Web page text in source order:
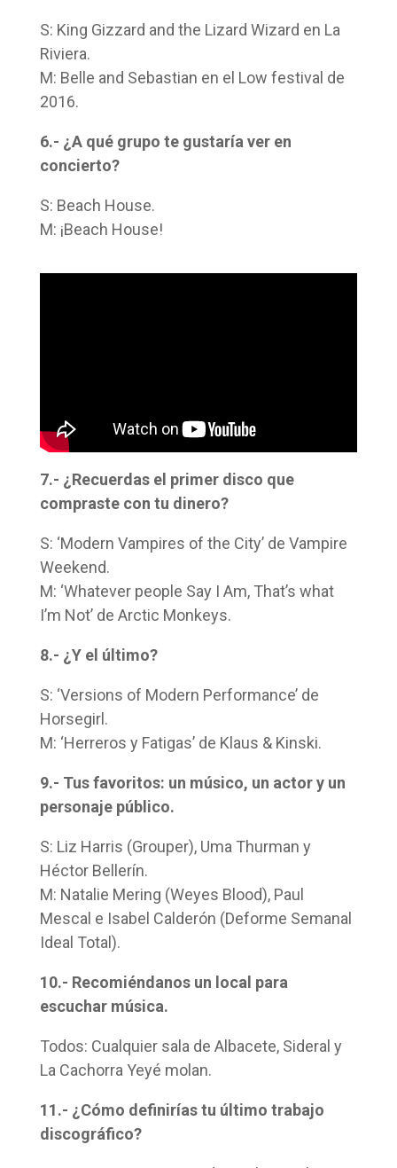
S: King Gizzard and the Lizard Wizard en La
Riviera.
M: Belle and Sebastian en el Low festival de
2016.
6.- ¿A qué grupo te gustaría ver en
concierto?
S: Beach House.
M: ¡Beach House!
7.- ¿Recuerdas el primer disco que
compraste con tu dinero?
S: ‘Modern Vampires of the City’ de Vampire
Weekend.
M: ‘Whatever people Say I Am, That’s what
I’m Not’ de Arctic Monkeys.
8.- ¿Y el último?
S: ‘Versions of Modern Performance’ de
Horsegirl.
M: ‘Herreros y Fatigas’ de Klaus & Kinski.
9.- Tus favoritos: un músico, un actor y un
personaje público.
S: Liz Harris (Grouper), Uma Thurman y
Héctor Bellerín.
M: Natalie Mering (Weyes Blood), Paul
Mescal e Isabel Calderón (Deforme Semanal
Ideal Total).
10.- Recomiéndanos un local para
escuchar música.
Todos: Cualquier sala de Albacete, Sideral y
La Cachorra Yeyé molan.
11.- ¿Cómo definirías tu último trabajo
discográfico?